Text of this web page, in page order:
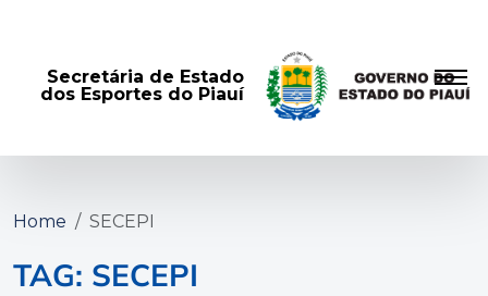
Secretária de Estado
dos Esportes do Piauí
Home SECEPI
TAG: SECEPI